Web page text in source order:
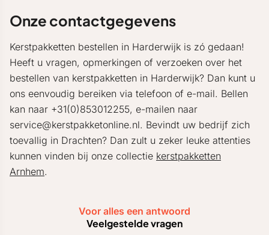
Onze contactgegevens
Kerstpakketten bestellen in Harderwijk is zó gedaan!
Heeft u vragen, opmerkingen of verzoeken over het
bestellen van kerstpakketten in Harderwijk? Dan kunt u
ons eenvoudig bereiken via telefoon of e-mail. Bellen
kan naar +31(0)853012255, e-mailen naar
service@kerstpakketonline.nl. Bevindt uw bedrijf zich
toevallig in Drachten? Dan zult u zeker leuke attenties
kunnen vinden bij onze collectie kerstpakketten
Arnhem.
Voor alles een antwoord
Veelgestelde vragen